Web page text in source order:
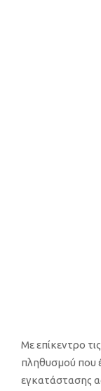
Με επίκεντρο
πληθυσμού που
εγκατάστασης